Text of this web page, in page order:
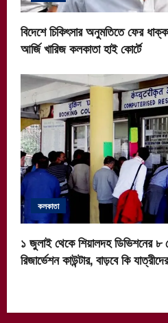
বিদেশে চিকিৎসার অনুমতিতে ফের
আর্জি খারিজ কলকাতা হাই কোর্টে
কলকাতা
১ জুলাই থেকে শিয়ালদহ ডিভিশনের ৮
রিজার্ভেশন কাউন্টার, বাড়বে কি